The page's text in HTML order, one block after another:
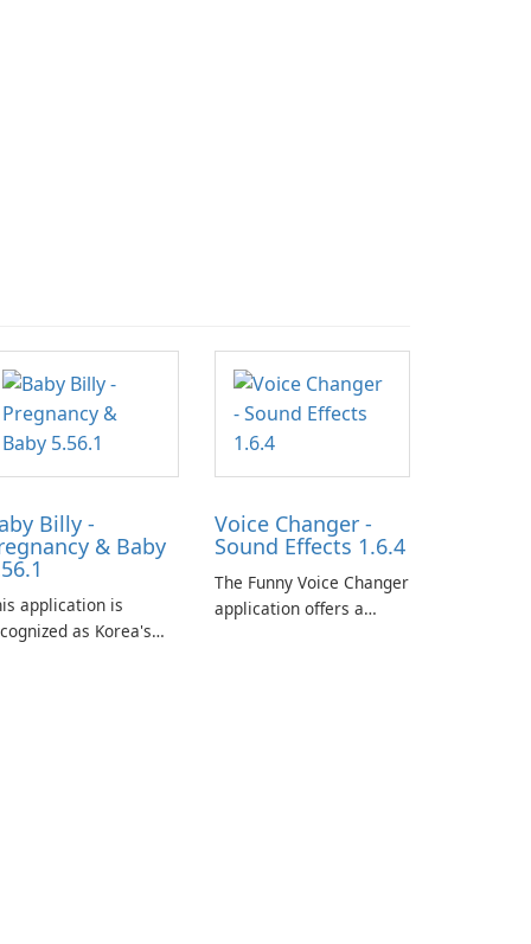
Billy -
& Baby
application is
as Korea's
Voice Changer -
Sound Effects 1.6.4
The Funny Voice Changer
application offers a